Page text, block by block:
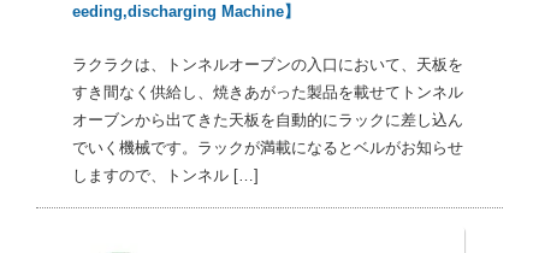
eeding,discharging Machine】
ラクラクは、トンネルオーブンの入口において、天板を
すき間なく供給し、焼きあがった製品を載せてトンネル
オーブンから出てきた天板を自動的にラックに差し込ん
でいく機械です。ラックが満載になるとベルがお知らせ
しますので、トンネル […]